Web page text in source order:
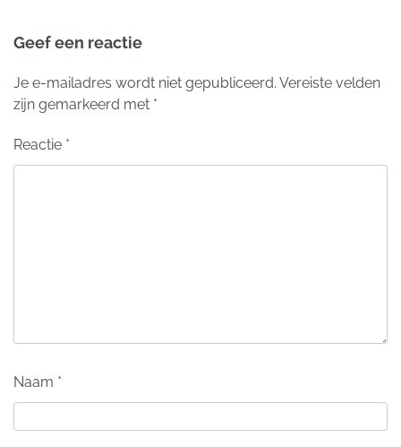
Geef een reactie
Je e-mailadres wordt niet gepubliceerd. Vereiste velden
zijn gemarkeerd met *
Reactie *
Naam *